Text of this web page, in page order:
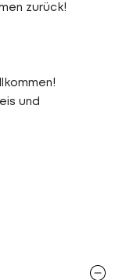
zurück!
und